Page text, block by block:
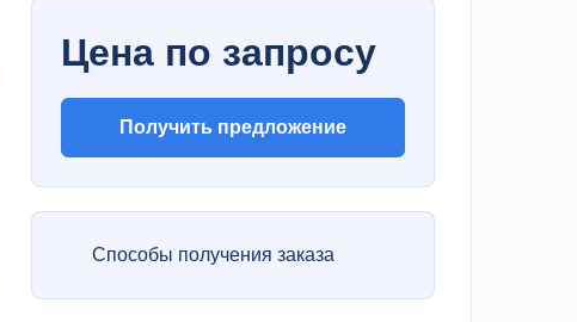
Цена по запросу
Получить предложение
Способы получения заказа